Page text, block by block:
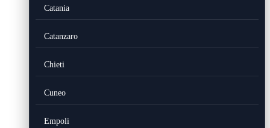
Catania
Catanzaro
Chieti
Cuneo
Empoli